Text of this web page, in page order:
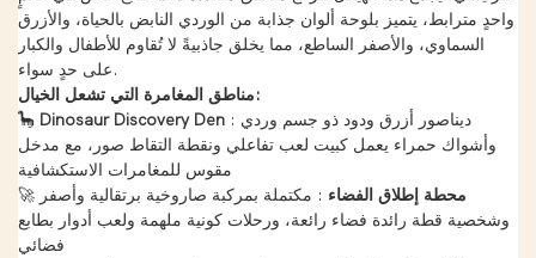
واحدٍ مترابط، يتميز بلوحة ألوان جذابة من الوردي النابض بالحياة، والأزرق
السماوي، والأصفر الساطع، مما يخلق جاذبيةً لا تُقاوم للأطفال والكبار
على حدٍ سواء.
مناطق المغامرة التي تشعل الخيال:
🦕 Dinosaur Discovery Den : ديناصور أزرق ودود ذو جسم وردي
وأشواك حمراء يعمل كبيت لعب تفاعلي ونقطة التقاط صور، مع مدخل
مقوس للمغامرات الاستكشافية
🚀
محطة إطلاق الفضاء : مكتملة بمركبة صاروخية برتقالية وأصفر
وشخصية قطة رائدة فضاء رائعة، ورحلات كونية ملهمة ولعب أدوار بطابع
فضائي